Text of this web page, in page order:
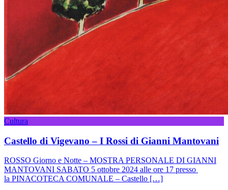
Cultura
Castello di Vigevano – I Rossi di Gianni Mantovani
ROSSO Giorno e Notte – MOSTRA PERSONALE DI GIANNI
MANTOVANI SABATO 5 ottobre 2024 alle ore 17 presso
la PINACOTECA COMUNALE – Castello […]